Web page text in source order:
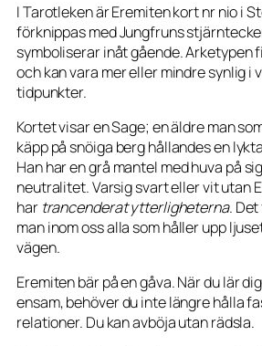
I Tarotleken är Eremiten kort nr nio i
förknippas med Jungfruns
symboliserar inåt gående.Arketypen
och kan vara mer eller mindre synlig i
tidpunkter.
Kortet visar en Sage; en äldre man
käpp på snöiga berg hållandes en
Han har en grå mantel med huva på
neutralitet. Varsig svart eller vit utan
har trancenderat ytterligheterna.
man inom oss alla som håller upp
vägen.
Eremiten bär på en gåva. När du lär
ensam, behöver du inte längre hålla
relationer. Du kan avböja utan rädsla.